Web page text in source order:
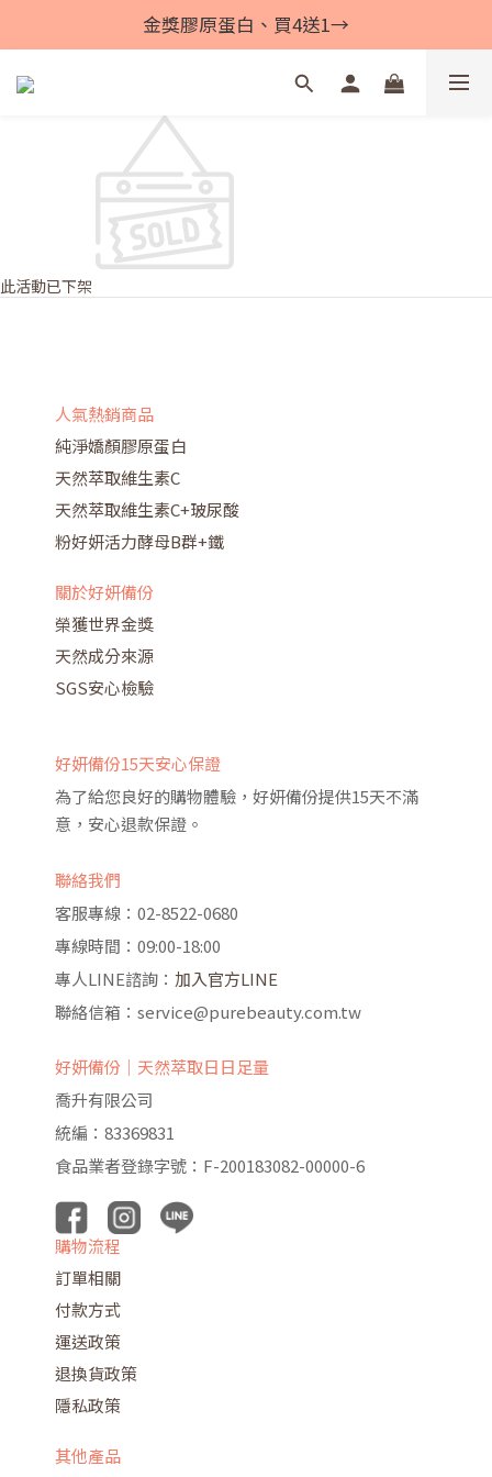
金獎膠原蛋白、買4送1→
此活動已下架
人氣熱銷商品
純淨嬌顏膠原蛋白
天然萃取維生素C
天然萃取維生素C+玻尿酸
粉好妍活力酵母B群+鐵
關於好妍備份
榮獲世界金獎
天然成分來源
SGS安心檢驗
好妍備份15天安心保證
為了給您良好的購物體驗，好妍備份提供15天不滿
意，安心退款保證。
聯絡我們
客服專線：02-8522-0680
專線時間：09:00-18:00
專人LINE諮詢： 加入官方LINE
聯絡信箱：service@purebeauty.com.tw
好妍備份｜天然萃取日日足量
喬升有限公司
統編：83369831
食品業者登錄字號：F-200183082-00000-6
購物流程
訂單相關
付款方式
運送政策
退換貨政策
隱私政策
其他產品